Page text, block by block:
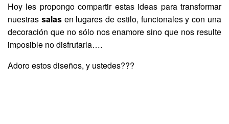
Hoy les propongo compartir estas ideas para transformar
nuestras salasen lugares de estilo, funcionales y con una
decoración que no sólo nos enamore sino que nos resulte
imposible no disfrutarla….
Adoro estos diseños, y ustedes???